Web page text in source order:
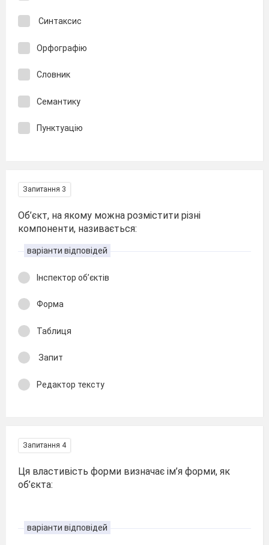
Синтаксис
Орфографію
Словник
Семантику
Пунктуацію
Запитання 3
Об’єкт, на якому можна розмістити різні
компоненти, називається:
варіанти відповідей
Інспектор об’єктів
Форма
Таблиця
Запит
Редактор тексту
Запитання 4
Ця властивість форми визначає ім’я форми, як
об’єкта:
варіанти відповідей